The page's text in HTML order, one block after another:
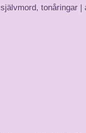
självmord, tonåringar |